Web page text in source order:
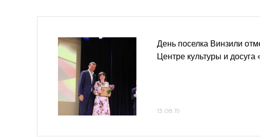
День поселка Винзили
Центре культуры и
13.08.19